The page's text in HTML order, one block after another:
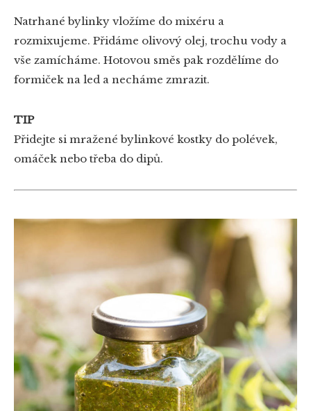
Natrhané bylinky vložíme do mixéru a
rozmixujeme. Přidáme olivový olej, trochu vody a
vše zamícháme. Hotovou směs pak rozdělíme do
formiček na led a necháme zmrazit.
TIP
Přidejte si mražené bylinkové kostky do polévek,
omáček nebo třeba do dipů.